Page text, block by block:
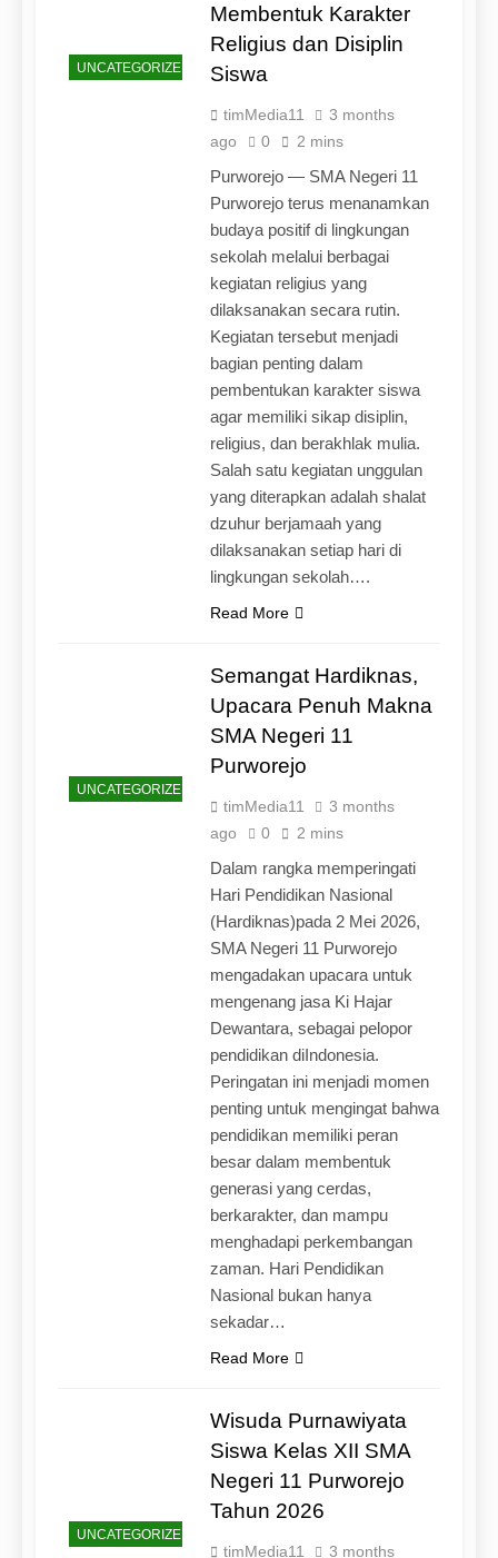
UNCATEGORIZED
Membentuk Karakter
Religius dan Disiplin
Siswa
timMedia11
3 months
ago
0 2 mins
Purworejo — SMA Negeri 11
Purworejo terus menanamkan
budaya positif di lingkungan
sekolah melalui berbagai
kegiatan religius yang
dilaksanakan secara rutin.
Kegiatan tersebut menjadi
bagian penting dalam
pembentukan karakter siswa
agar memiliki sikap disiplin,
religius, dan berakhlak mulia.
Salah satu kegiatan unggulan
yang diterapkan adalah shalat
dzuhur berjamaah yang
dilaksanakan setiap hari di
lingkungan sekolah….
Read More
UNCATEGORIZED
Semangat Hardiknas,
Upacara Penuh Makna
SMA Negeri 11
Purworejo
timMedia11
3 months
ago
0 2 mins
Dalam rangka memperingati
Hari Pendidikan Nasional
(Hardiknas)pada 2 Mei 2026,
SMA Negeri 11 Purworejo
mengadakan upacara untuk
mengenang jasa Ki Hajar
Dewantara, sebagai pelopor
pendidikan diIndonesia.
Peringatan ini menjadi momen
penting untuk mengingat bahwa
pendidikan memiliki peran
besar dalam membentuk
generasi yang cerdas,
berkarakter, dan mampu
menghadapi perkembangan
zaman. Hari Pendidikan
Nasional bukan hanya
sekadar…
Read More
UNCATEGORIZED
Wisuda Purnawiyata
Siswa Kelas XII SMA
Negeri 11 Purworejo
Tahun 2026
timMedia11 3 months